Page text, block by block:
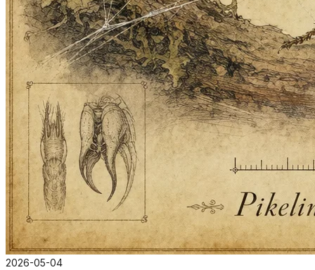
2026-05-04